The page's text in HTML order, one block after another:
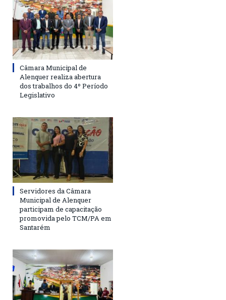
Câmara Municipal de
Alenquer realiza abertura
dos trabalhos do 4º Período
Legislativo
Servidores da Câmara
Municipal de Alenquer
participam de capacitação
promovida pelo TCM/PA em
Santarém